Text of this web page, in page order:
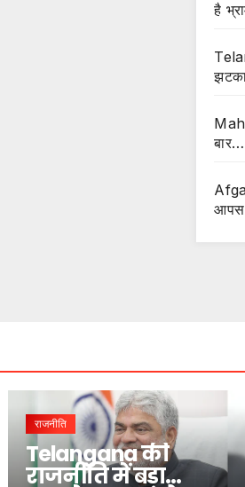
है
आपस
राजनीति
Telangana की
राजनीति में बड़ा